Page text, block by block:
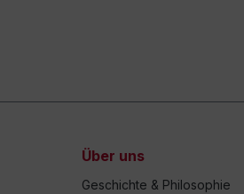
Über uns
Geschichte & Philosophie